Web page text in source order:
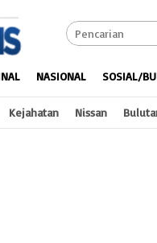
NASIONAL SOSIAL/
Kejahatan Nissan